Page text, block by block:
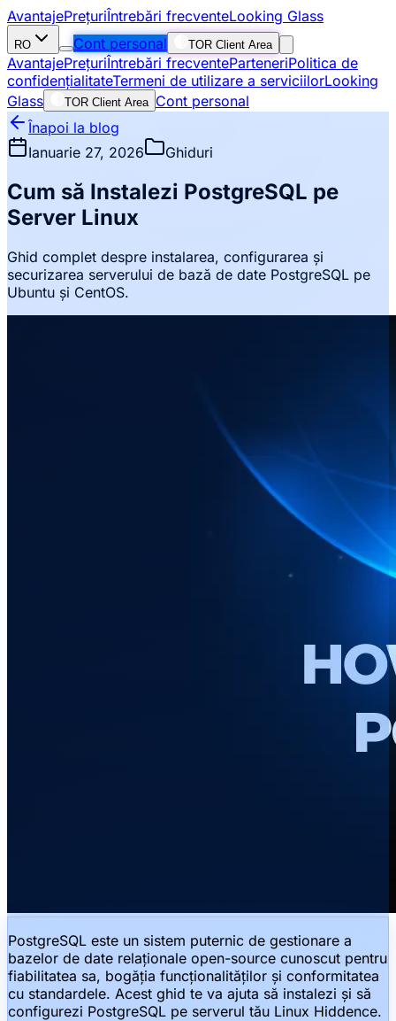
AvantajePrețuriÎntrebări frecventeLooking Glass
RO Cont personal TOR Client Area
AvantajePrețuriÎntrebări frecventeParteneriPolitica de
confidențialitateTermeni de utilizare a serviciilorLooking
Glass
TOR Client Area Cont personal
Înapoi la blog
Ianuarie 27, 2026
Ghiduri
Cum să Instalezi PostgreSQL pe
Server Linux
Ghid complet despre instalarea, configurarea și
securizarea serverului de bază de date PostgreSQL pe
Ubuntu și CentOS.
PostgreSQL este un sistem puternic de gestionare a
bazelor de date relaționale open-source cunoscut pentru
fiabilitatea sa, bogăția funcționalităților și conformitatea
cu standardele. Acest ghid te va ajuta să instalezi și să
configurezi PostgreSQL pe serverul tău Linux Hiddence.